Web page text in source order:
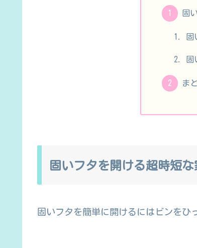
固
固
固
ま
固いフタを開ける超時短
固いフタを簡単に開けるにはビンをひ